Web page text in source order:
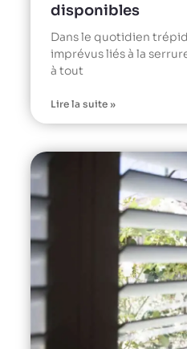
disponibles
Dans le quotidien
imprévus liés à la
à tout
Lire la suite »